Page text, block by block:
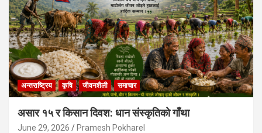
अन्तराष्ट्रिय कृषि जीवनशैली समाचार
असार १५ र किसान दिवश: धान संस्कृतिको गाँथा
June 29, 2026 Pramesh Pokharel